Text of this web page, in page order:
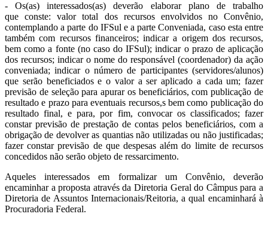
- Os(as) interessados(as) deverão elaborar plano de trabalho
que conste: valor total dos recursos envolvidos no Convênio,
contemplando a parte do IFSul e a parte Conveniada, caso esta entre
também com recursos financeiros; indicar a origem dos recursos,
bem como a fonte (no caso do IFSul); indicar o prazo de aplicação
dos recursos; indicar o nome do responsável (coordenador) da ação
conveniada; indicar o número de participantes (servidores/alunos)
que serão beneficiados e o valor a ser aplicado a cada um; fazer
previsão de seleção para apurar os beneficiários, com publicação de
resultado e prazo para eventuais recursos,s bem como publicação do
resultado final, e para, por fim, convocar os classificados; fazer
constar previsão de prestação de contas pelos beneficiários, com a
obrigação de devolver as quantias não utilizadas ou não justificadas;
fazer constar previsão de que despesas além do limite de recursos
concedidos não serão objeto de ressarcimento.
Aqueles interessados em formalizar um Convênio, deverão
encaminhar a proposta através da Diretoria Geral do Câmpus para a
Diretoria de Assuntos Internacionais/Reitoria, a qual encaminhará à
Procuradoria Federal.